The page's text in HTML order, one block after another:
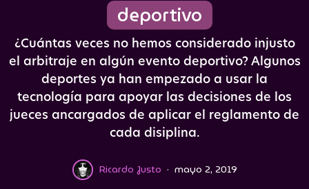
deportivo
¿Cuántas veces no hemos considerado injusto
el arbitraje en algún evento deportivo? Algunos
deportes ya han empezado a usar la
tecnología para apoyar las decisiones de los
jueces ancargados de aplicar el reglamento de
cada disiplina.
Ricardo Justo · mayo 2, 2019